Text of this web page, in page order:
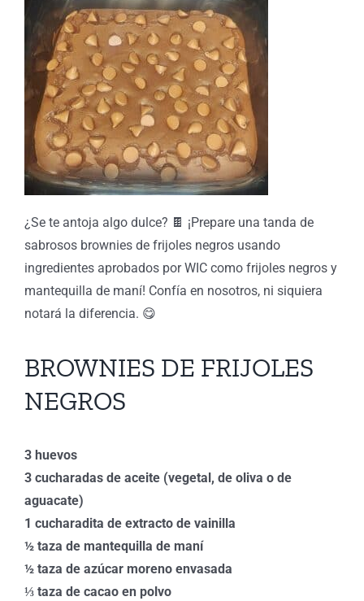
¿Se te antoja algo dulce? 🍫 ¡Prepare una tanda de
sabrosos brownies de frijoles negros usando
ingredientes aprobados por WIC como frijoles negros y
mantequilla de maní! Confía en nosotros, ni siquiera
notará la diferencia. 😋
BROWNIES DE FRIJOLES
NEGROS
3 huevos
3 cucharadas de aceite (vegetal, de oliva o de
aguacate)
1 cucharadita de extracto de vainilla
½ taza de mantequilla de maní
½ taza de azúcar moreno envasada
⅓ taza de cacao en polvo